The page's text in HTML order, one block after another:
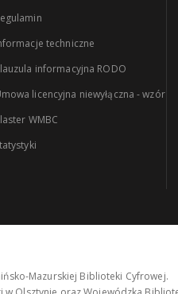
techniczne
informacyjna RODO
licencyjna niewyłączna - wzór
WMBC
Mazurskiej Biblioteki Cyfrowej.